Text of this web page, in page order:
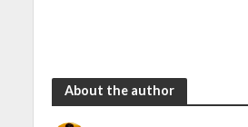
About the author